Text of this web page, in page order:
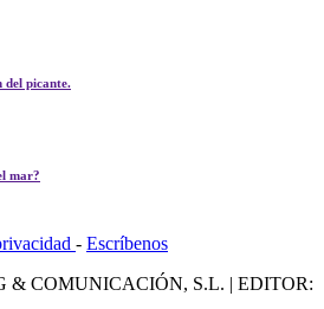
del picante.
mar?
- Escríbenos
& COMUNICACIÓN, S.L. | EDITOR: